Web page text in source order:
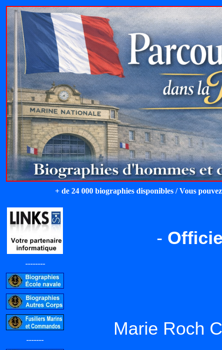
+ de 24 000 biographies disponibles / Vous
--------
-------
-
Marie Roch